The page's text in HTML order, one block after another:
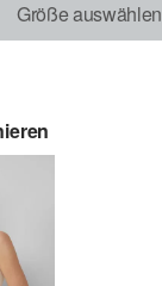
Größe auswählen